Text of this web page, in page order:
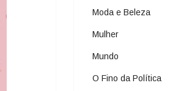
Moda e Beleza
Mulher
Mundo
O Fino da Política